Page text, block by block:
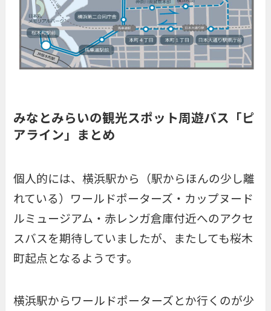
みなとみらいの観光スポット周遊バス「ピ
アライン」まとめ
個人的には、横浜駅から（駅からほんの少し離
れている）ワールドポーターズ・カップヌード
ルミュージアム・赤レンガ倉庫付近へのアクセ
スバスを期待していましたが、またしても桜木
町起点となるようです。
横浜駅からワールドポーターズとか行くのが少